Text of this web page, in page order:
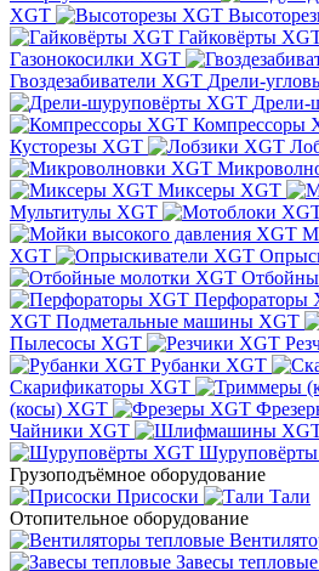
XGT
Гайковёрты
Газонокосилки XGT
Гвоздезабиватели XGT Дрели-
Дрели-
Компрессоры
Кусторезы XGT
Миксеры XGT
Мультитулы XGT
XGT
Перфораторы
XGT Подметальные машины XGT
Пылесосы XGT
Рубанки XGT
Скарификаторы XGT
(косы) XGT
Чайники XGT
Грузоподъёмное оборудование
Присоски
Тали
Отопительное оборудование
Завесы тепловые